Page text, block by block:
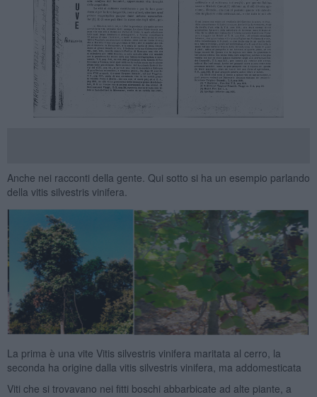
Anche nei racconti della gente. Qui sotto si ha un esempio parlando
della vitis silvestris vinifera.
La prima è una vite Vitis silvestris vinifera maritata al cerro, la
seconda ha origine dalla vitis silvestris vinifera, ma addomesticata
Viti che si trovavano nei fitti boschi abbarbicate ad alte piante, a